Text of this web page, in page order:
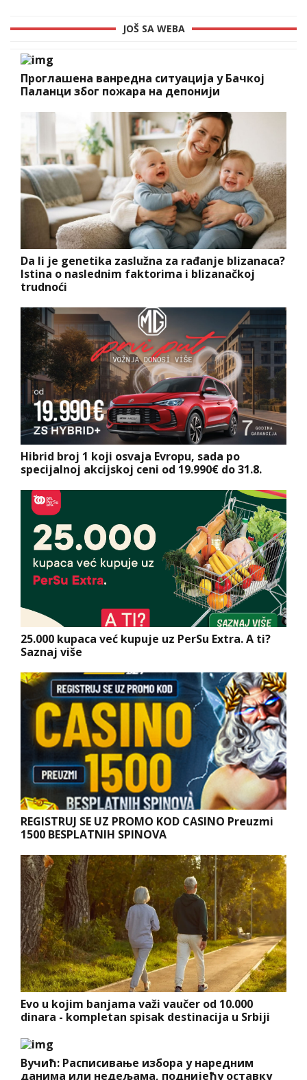
JOŠ SA WEBA
Проглашена ванредна ситуација у Бачкој
Паланци због пожара на депонији
Da li je genetika zaslužna za rađanje blizanaca?
Istina o naslednim faktorima i blizanačkoj
trudnoći
Hibrid broj 1 koji osvaja Evropu, sada po
specijalnoj akcijskoj ceni od 19.990€ do 31.8.
25.000 kupaca već kupuje uz PerSu Extra. A ti?
Saznaj više
REGISTRUJ SE UZ PROMO KOD CASINO Preuzmi
1500 BESPLATNIH SPINOVA
Evo u kojim banjama važi vaučer od 10.000
dinara - kompletan spisak destinacija u Srbiji
Вучић: Расписивање избора у наредним
данима или недељама, поднијећу оставку